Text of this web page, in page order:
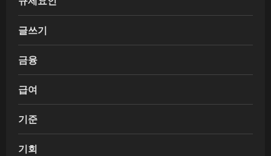
글쓰기
금융
급여
기준
기회